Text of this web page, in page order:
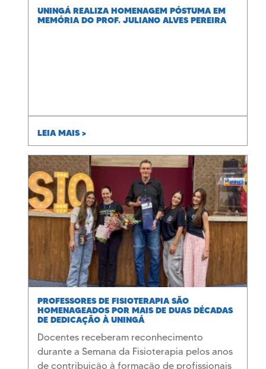
UNINGÁ REALIZA HOMENAGEM PÓSTUMA EM
MEMÓRIA DO PROF. JULIANO ALVES PEREIRA
LEIA MAIS >
PROFESSORES DE FISIOTERAPIA SÃO
HOMENAGEADOS POR MAIS DE DUAS DÉCADAS
DE DEDICAÇÃO À UNINGÁ
Docentes receberam reconhecimento
durante a Semana da Fisioterapia pelos anos
de contribuição à formação de profissionais